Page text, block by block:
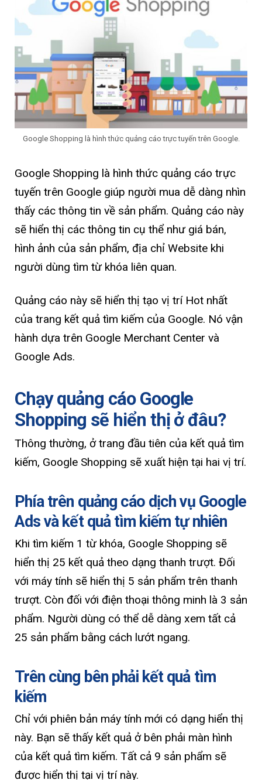
Google Shopping là hình thức quảng cáo trực tuyến trên Google.
Google Shopping là hình thức quảng cáo trực
tuyến trên Google giúp người mua dễ dàng nhìn
thấy các thông tin về sản phẩm. Quảng cáo này
sẽ hiển thị các thông tin cụ thể như giá bán,
hình ảnh của sản phẩm, địa chỉ Website khi
người dùng tìm từ khóa liên quan.
Quảng cáo này sẽ hiển thị tạo vị trí Hot nhất
của trang kết quả tìm kiếm của Google. Nó vận
hành dựa trên Google Merchant Center và
Google Ads.
Chạy quảng cáo Google
Shopping sẽ hiển thị ở đâu?
Thông thường, ở trang đầu tiên của kết quả tìm
kiếm, Google Shopping sẽ xuất hiện tại hai vị trí.
Phía trên quảng cáo dịch vụ Google
Ads và kết quả tìm kiếm tự nhiên
Khi tìm kiếm 1 từ khóa, Google Shopping sẽ
hiển thị 25 kết quả theo dạng thanh trượt. Đối
với máy tính sẽ hiển thị 5 sản phẩm trên thanh
trượt. Còn đối với điện thoại thông minh là 3 sản
phẩm. Người dùng có thể dễ dàng xem tất cả
25 sản phẩm bằng cách lướt ngang.
Trên cùng bên phải kết quả tìm
kiếm
Chỉ với phiên bản máy tính mới có dạng hiển thị
này. Bạn sẽ thấy kết quả ở bên phải màn hình
của kết quả tìm kiếm. Tất cả 9 sản phẩm sẽ
được hiển thị tại vị trí này.